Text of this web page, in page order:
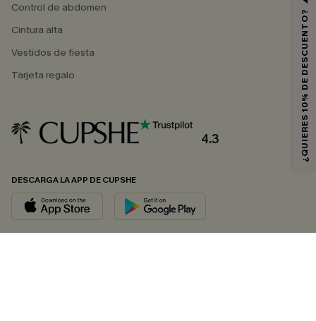
Control de abdomen
Cintura alta
Vestidos de fiesta
Tarjeta regalo
4.3
DESCARGA LA APP DE CUPSHE
¿QUIERES 10% DE DESCUENTO?